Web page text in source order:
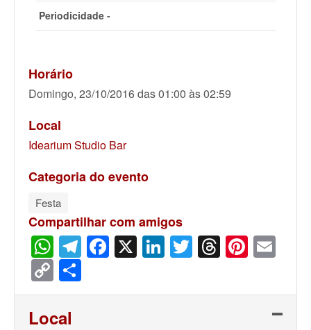
Periodicidade -
Horário
Domingo, 23/10/2016 das 01:00 às 02:59
Local
Idearium Studio Bar
Categoria do evento
Festa
Compartilhar com amigos
WhatsApp
Telegram
Facebook
X LinkedIn
Twitter
Threads
Copy
Link
Local